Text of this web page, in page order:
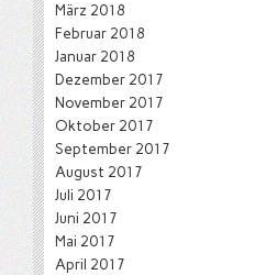
März 2018
Februar 2018
Januar 2018
Dezember 2017
November 2017
Oktober 2017
September 2017
August 2017
Juli 2017
Juni 2017
Mai 2017
April 2017